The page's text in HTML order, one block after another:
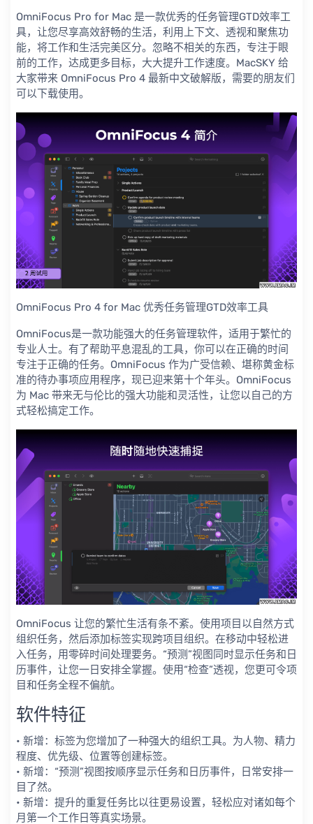
OmniFocus Pro for Mac 是一款优秀的任务管理GTD效率工
具，让您尽享高效舒畅的生活，利用上下文、透视和聚焦功
能，将工作和生活完美区分。忽略不相关的东西，专注于眼
前的工作，达成更多目标，大大提升工作速度。MacSKY 给
大家带来 OmniFocus Pro 4 最新中文破解版，需要的朋友们
可以下载使用。
OmniFocus Pro 4 for Mac 优秀任务管理GTD效率工具
OmniFocus是一款功能强大的任务管理软件，适用于繁忙的
专业人士。有了帮助平息混乱的工具，你可以在正确的时间
专注于正确的任务。OmniFocus 作为广受信赖、堪称黄金标
准的待办事项应用程序，现已迎来第十个年头。OmniFocus
为 Mac 带来无与伦比的强大功能和灵活性，让您以自己的方
式轻松搞定工作。
OmniFocus 让您的繁忙生活有条不紊。使用项目以自然方式
组织任务，然后添加标签实现跨项目组织。在移动中轻松进
入任务，用零碎时间处理要务。“预测”视图同时显示任务和日
历事件，让您一日安排全掌握。使用“检查”透视，您更可令项
目和任务全程不偏航。
软件特征
• 新增：标签为您增加了一种强大的组织工具。为人物、精力
程度、优先级、位置等创建标签。
• 新增：“预测”视图按顺序显示任务和日历事件，日常安排一
目了然。
• 新增：提升的重复任务比以往更易设置，轻松应对诸如每个
月第一个工作日等真实场景。